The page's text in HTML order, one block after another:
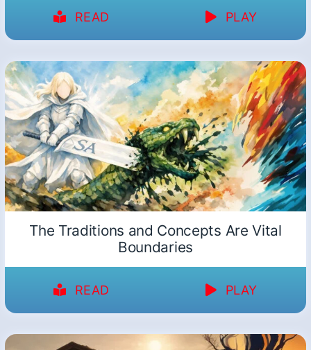
READ PLAY
The Traditions and Concepts Are Vital
Boundaries
READ PLAY